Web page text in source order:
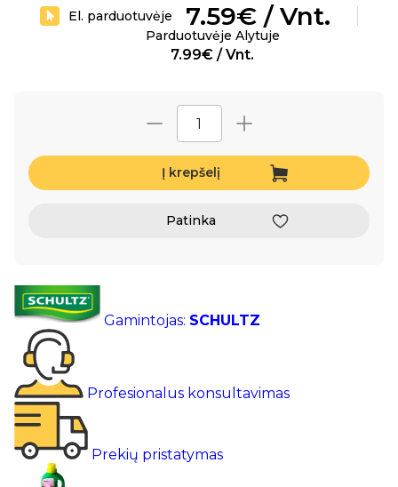
El. parduotuvėje 7.59€ / Vnt.
Parduotuvėje Alytuje
7.99€ / Vnt.
Į krepšelį
Patinka
Gamintojas: SCHULTZ
Profesionalus konsultavimas
Prekių pristatymas